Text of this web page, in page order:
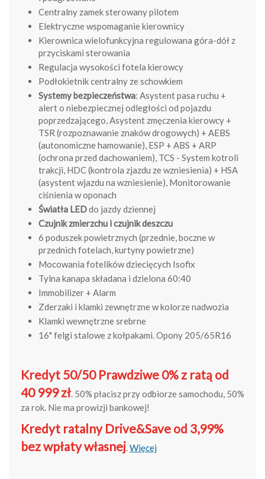
Centralny zamek sterowany pilotem
Elektryczne wspomaganie kierownicy
Kierownica wielofunkcyjna regulowana góra-dół z
przyciskami sterowania
Regulacja wysokości fotela kierowcy
Podłokietnik centralny ze schowkiem
Systemy bezpieczeństwa: Asystent pasa ruchu +
alert o niebezpiecznej odległości od pojazdu
poprzedzającego, Asystent zmęczenia kierowcy +
TSR (rozpoznawanie znaków drogowych) + AEBS
(autonomiczne hamowanie), ESP + ABS + ARP
(ochrona przed dachowaniem), TCS - System kotroli
trakcji, HDC (kontrola zjazdu ze wzniesienia) + HSA
(asystent wjazdu na wzniesienie), Monitorowanie
ciśnienia w oponach
Światła LEDdo jazdy dziennej
Czujnik zmierzchu i czujnik deszczu
6 poduszek powietrznych (przednie, boczne w
przednich fotelach, kurtyny powietrzne)
Mocowania fotelików dziecięcych Isofix
Tylna kanapa składana i dzielona 60:40
Immobilizer + Alarm
Zderzaki i klamki zewnętrzne w kolorze nadwozia
Klamki wewnętrzne srebrne
16" felgi stalowe z kołpakami. Opony 205/65R16
Kredyt 50/50 Prawdziwe 0% z ratą od
40 999 zł. 50% płacisz przy odbiorze samochodu, 50%
za rok. Nie ma prowizji bankowej!
Kredyt ratalny Drive&Save od 3,99%
bez wpłaty własnej.Więcej